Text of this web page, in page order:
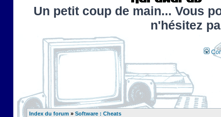
Un petit coup de main... Vous
n'hésitez
Index du forum » Software : Cheats